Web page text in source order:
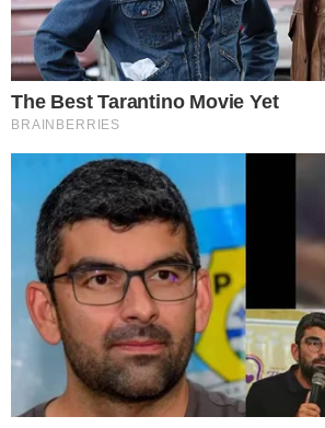
TÓPICOS
GOLPE DE ESTADO
MONITORAMENTO
ALEXANDRE DE MORAES
BOLSONARO